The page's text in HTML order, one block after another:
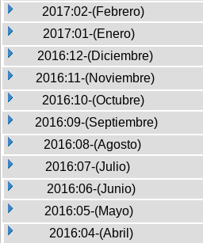
2017:02-(Febrero)
2017:01-(Enero)
2016:12-(Diciembre)
2016:11-(Noviembre)
2016:10-(Octubre)
2016:09-(Septiembre)
2016:08-(Agosto)
2016:07-(Julio)
2016:06-(Junio)
2016:05-(Mayo)
2016:04-(Abril)